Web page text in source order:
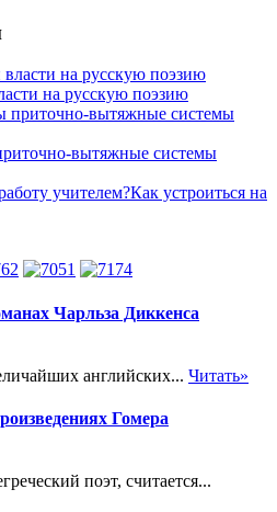
на русскую поэзию
вытяжные системы
Как устроиться на
Чарльза Диккенса
английских... Читать»
Гомера
поэт, считается...